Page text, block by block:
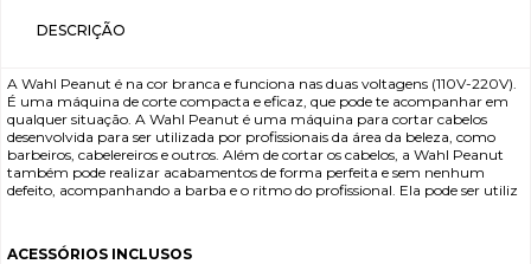
DESCRIÇÃO
A Wahl Peanut é na cor branca e funciona nas duas voltagens (110V-220V).
É uma máquina de corte compacta e eficaz, que pode te acompanhar em
qualquer situação. A Wahl Peanut é uma máquina para cortar cabelos
desenvolvida para ser utilizada por profissionais da área da beleza, como
barbeiros, cabelereiros e outros. Além de cortar os cabelos, a Wahl Peanut
também pode realizar acabamentos de forma perfeita e sem nenhum
defeito, acompanhando a barba e o ritmo do profissional. Ela pode ser utiliz
ACESSÓRIOS INCLUSOS